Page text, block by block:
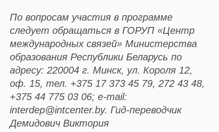
По вопросам участия в программе
следует обращаться в ГОРУП «Центр
международных связей» Министерства
образования Республики Беларусь по
адресу: 220004 г. Минск, ул. Короля 12,
оф. 15, тел. +375 17 373 45 79, 272 43 48,
+375 44 775 03 06; e-mail:
interdep@intcenter.by. Гид-переводчик
Демидович Виктория